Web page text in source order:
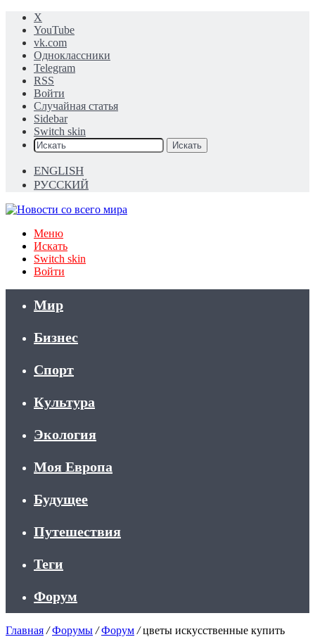
X
YouTube
vk.com
Одноклассники
Telegram
RSS
Войти
Случайная статья
Sidebar
Switch skin
Искать
ENGLISH
РУССКИЙ
Меню
Искать
Switch skin
Войти
Мир
Бизнес
Спорт
Культура
Экология
Моя Европа
Будущее
Путешествия
Теги
Форум
Главная / Форумы / Форум / цветы искусственные купить